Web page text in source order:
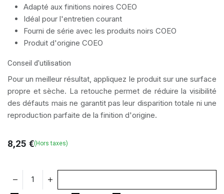
Adapté aux finitions noires COEO
Idéal pour l'entretien courant
Fourni de série avec les produits noirs COEO
Produit d'origine COEO
Conseil d'utilisation
Pour un meilleur résultat, appliquez le produit sur une surface
propre et sèche. La retouche permet de réduire la visibilité
des défauts mais ne garantit pas leur disparition totale ni une
reproduction parfaite de la finition d'origine.
8,25 €(Hors taxes)